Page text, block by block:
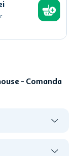
- Comanda